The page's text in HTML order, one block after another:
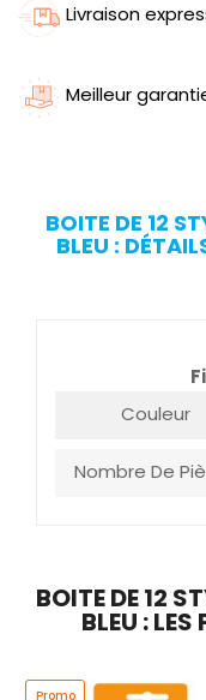
Livraison
Meilleur
BOITE DE 12
BLEU :
Couleur
Nombre De
BOITE DE 12
BLEU :
Promo